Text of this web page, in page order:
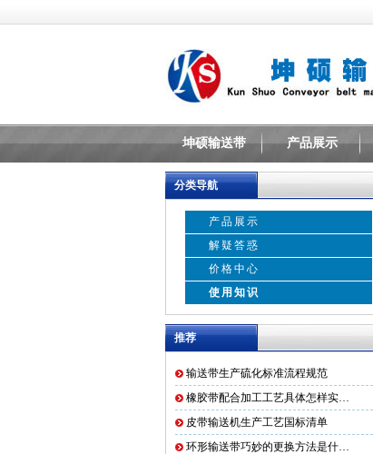
坤硕输送带 产品展示
分类导航
产品展示
解疑答惑
价格中心
使用知识
推荐
输送带生产硫化标准流程规范
橡胶带配合加工工艺具体怎样实…
皮带输送机生产工艺国标清单
环形输送带巧妙的更换方法是什…